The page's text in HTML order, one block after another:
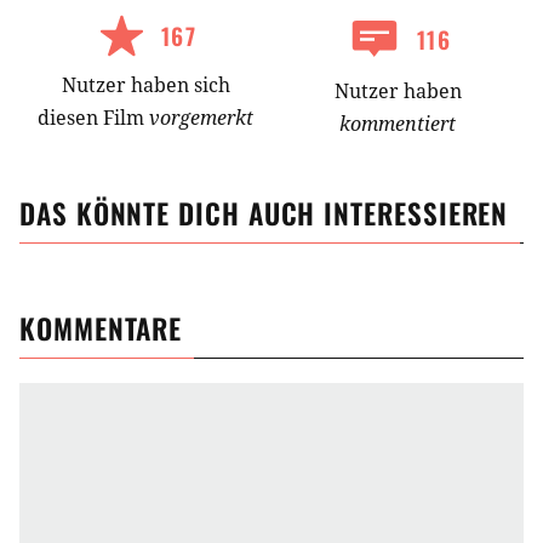
167
Nutzerhabensich
diesen Filmvorgemerkt
116
Nutzer haben
kommentiert
DAS KÖNNTE DICH AUCH INTERESSIEREN
KOMMENTARE